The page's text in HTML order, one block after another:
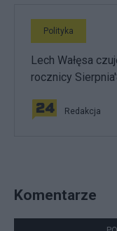
Polityka
Lech Wałęsa
rocznicy
Redakcja
Komentarze